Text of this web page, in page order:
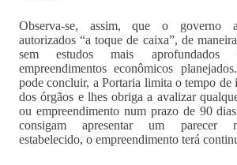
Observa-se, assim, que o governo
autorizados “a toque de caixa”, de
sem estudos mais aprofundados
empreendimentos econômicos
pode concluir, a Portaria limita o tempo de
dos órgãos e lhes obriga a avalizar
ou empreendimento num prazo de 90
consigam apresentar um parecer
estabelecido, o empreendimento terá